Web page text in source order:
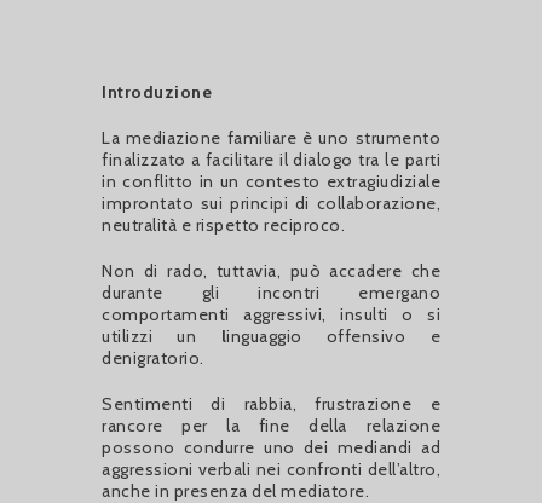
Introduzione
La mediazione familiare è uno strumento
finalizzato a facilitare il dialogo tra le parti
in conflitto in un contesto extragiudiziale
improntato sui principi di collaborazione,
neutralità e rispetto reciproco.
Non di rado, tuttavia, può accadere che
durante gli incontri emergano
comportamenti aggressivi, insulti o si
utilizzi un linguaggio offensivo e
denigratorio.
Sentimenti di rabbia, frustrazione e
rancore per la fine della relazione
possono condurre uno dei mediandi ad
aggressioni verbali nei confronti dell’altro,
anche in presenza del mediatore.